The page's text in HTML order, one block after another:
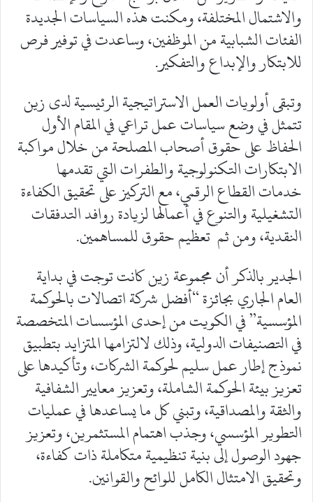
والاشتمال المختلفة، ومكنت هذه السياسات الجديدة
الفئات الشبابية من الموظفين، وساعدت في توفير فرص
للابتكار والإبداع والتفكير.
وتبقى أولويات العمل الاستراتيجية الرئيسية لدى زين
تتمثل في وضع سياسات عمل تراعي في المقام الأول
الحفاظ على حقوق أصحاب المصلحة من خلال مواكبة
الابتكارات التكنولوجية والطفرات التي تقدمها
خدمات القطاع الرقمي، مع التركيز على تحقيق الكفاءة
التشغيلية والتنوع في أعمالها لزيادة روافد التدفقات
النقدية، ومن ثم تعظيم حقوق للمساهمين.
الجدير بالذكر أن مجموعة زين كانت توجت في بداية
العام الجاري بجائزة “أفضل شركة اتصالات بالحوكمة
المؤسسية” في الكويت من إحدى المؤسسات المتخصصة
في التصنيفات الدولية، وذلك لالتزامها المتزايد بتطبيق
نموذج إطار عمل سليم لحوكمة الشركات، وتأكيدها على
تعزيز بيئة الحوكمة الشاملة، وتعزيز معايير الشفافية
والثقة والمصداقية، وتبني كل ما يساعدها في عمليات
التطوير المؤسسي، وجذب اهتمام المستثمرين، وتعزيز
جهود الوصول إلى بنية تنظيمية متكاملة ذات كفاءة،
وتحقيق الامتثال الكامل للوائح والقوانين.